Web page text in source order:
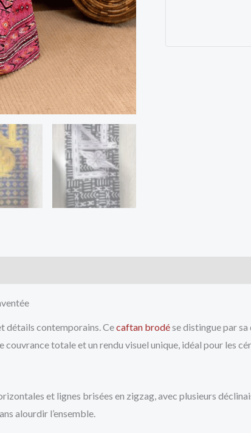
détails contemporains. Cecaftan brodése distingue par
couvrance totale et un rendu visuel unique, idéal pour les
et lignes brisées en zigzag, avec plusieurs
alourdir l’ensemble.